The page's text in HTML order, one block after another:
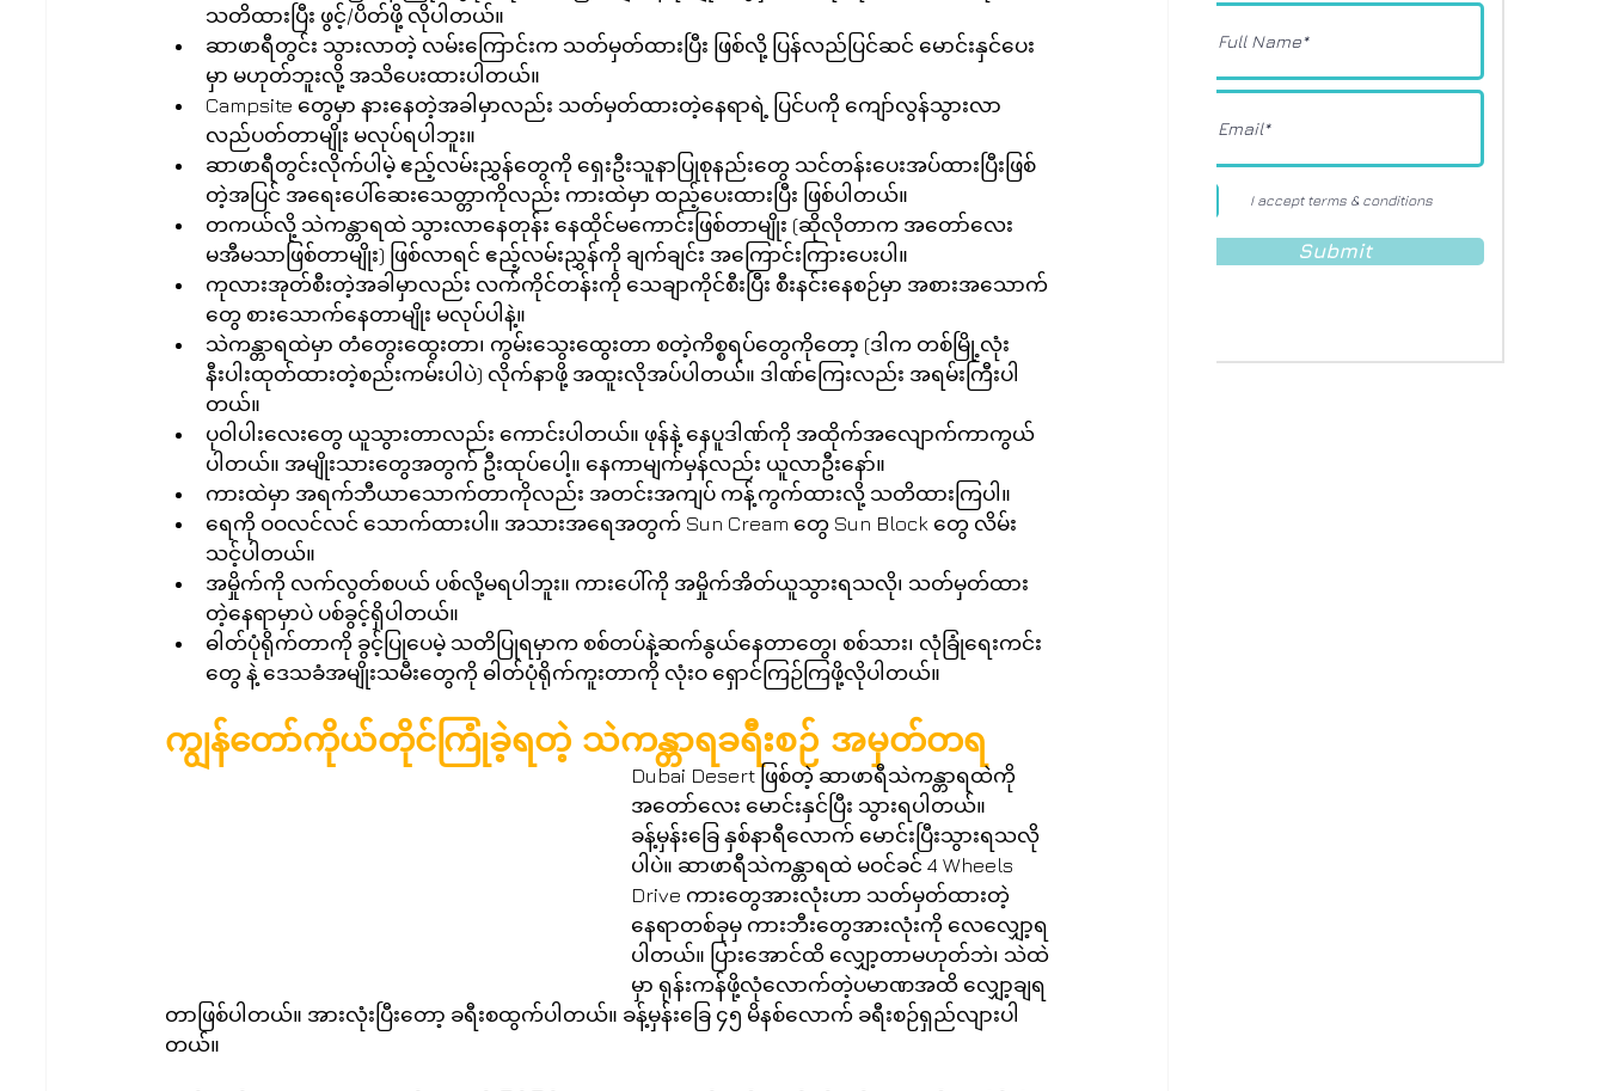
I accept terms & conditions
Submit
သတိထားပြီး ဖွင့်/ပိတ်ဖို့ လိုပါတယ်။
ဆာဖာရီတွင်း သွားလာတဲ့ လမ်းကြောင်းက သတ်မှတ်ထားပြီး ဖြစ်လို့ ပြန်လည်ပြင်ဆင် မောင်းနှင်ပေး
မှာ မဟုတ်ဘူးလို့ အသိပေးထားပါတယ်။
Campsite တွေမှာ နားနေတဲ့အခါမှာလည်း သတ်မှတ်ထားတဲ့နေရာရဲ့ ပြင်ပကို ကျော်လွန်သွားလာ
လည်ပတ်တာမျိုး မလုပ်ရပါဘူး။
ဆာဖာရီတွင်းလိုက်ပါမဲ့ ဧည့်လမ်းညွှန်တွေကို ရှေးဦးသူနာပြုစုနည်းတွေ သင်တန်းပေးအပ်ထားပြီးဖြစ်
တဲ့အပြင် အရေးပေါ်ဆေးသေတ္တာကိုလည်း ကားထဲမှာ ထည့်ပေးထားပြီး ဖြစ်ပါတယ်။
တကယ်လို့ သဲကန္တာရထဲ သွားလာနေတုန်း နေထိုင်မကောင်းဖြစ်တာမျိုး (ဆိုလိုတာက အတော်လေး
မအီမသာဖြစ်တာမျိုး) ဖြစ်လာရင် ဧည့်လမ်းညွှန်ကို ချက်ချင်း အကြောင်းကြားပေးပါ။
ကုလားအုတ်စီးတဲ့အခါမှာလည်း လက်ကိုင်တန်းကို သေချာကိုင်စီးပြီး စီးနင်းနေစဉ်မှာ အစားအသောက်
တွေ စားသောက်နေတာမျိုး မလုပ်ပါနဲ့။
သဲကန္တာရထဲမှာ တံတွေးထွေးတာ၊ ကွမ်းသွေးထွေးတာ စတဲ့ကိစ္စရပ်တွေကိုတော့ (ဒါက တစ်မြို့လုံး
နီးပါးထုတ်ထားတဲ့စည်းကမ်းပါပဲ) လိုက်နာဖို့ အထူးလိုအပ်ပါတယ်။ ဒါဏ်ကြေးလည်း အရမ်းကြီးပါ
တယ်။
ပုဝါပါးလေးတွေ ယူသွားတာလည်း ကောင်းပါတယ်။ ဖုန်နဲ့ နေပူဒါဏ်ကို အထိုက်အလျောက်ကာကွယ်
ပါတယ်။ အမျိုးသားတွေအတွက် ဦးထုပ်ပေါ့။ နေကာမျက်မှန်လည်း ယူလာဦးနော်။
ကားထဲမှာ အရက်ဘီယာသောက်တာကိုလည်း အတင်းအကျပ် ကန့်ကွက်ထားလို့ သတိထားကြပါ။
ရေကို ဝဝလင်လင် သောက်ထားပါ။ အသားအရေအတွက် Sun Cream တွေ Sun Block တွေ လိမ်း
သင့်ပါတယ်။
အမှိုက်ကို လက်လွတ်စပယ် ပစ်လို့မရပါဘူး။ ကားပေါ်ကို အမှိုက်အိတ်ယူသွားရသလို၊ သတ်မှတ်ထား
တဲ့နေရာမှာပဲ ပစ်ခွင့်ရှိပါတယ်။
ဓါတ်ပုံရိုက်တာကို ခွင့်ပြုပေမဲ့ သတိပြုရမှာက စစ်တပ်နဲ့ဆက်နွယ်နေတာတွေ၊ စစ်သား၊ လုံခြုံရေးကင်း
တွေ နဲ့ ဒေသခံအမျိုးသမီးတွေကို ဓါတ်ပုံရိုက်ကူးတာကို လုံးဝ ရှောင်ကြဉ်ကြဖို့လိုပါတယ်။
ကျွန်တော်ကိုယ်တိုင်ကြုံခဲ့ရတဲ့ သဲကန္တာရခရီးစဉ် အမှတ်တရ
Dubai Desert ဖြစ်တဲ့ ဆာဖာရီသဲကန္တာရထဲကို
အတော်လေး မောင်းနှင်ပြီး သွားရပါတယ်။
ခန့်မှန်းခြေ နှစ်နာရီလောက် မောင်းပြီးသွားရသလို
ပါပဲ။ ဆာဖာရီသဲကန္တာရထဲ မဝင်ခင် 4 Wheels
Drive ကားတွေအားလုံးဟာ သတ်မှတ်ထားတဲ့
နေရာတစ်ခုမှ ကားဘီးတွေအားလုံးကို လေလျှော့ရ
ပါတယ်။ ပြားအောင်ထိ လျှော့တာမဟုတ်ဘဲ၊ သဲထဲ
မှာ ရုန်းကန်ဖို့လုံလောက်တဲ့ပမာဏအထိ လျှော့ချရ
တာဖြစ်ပါတယ်။ အားလုံးပြီးတော့ ခရီးစထွက်ပါတယ်။ ခန့်မှန်းခြေ ၄၅ မိနစ်လောက် ခရီးစဉ်ရှည်လျားပါ
တယ်။